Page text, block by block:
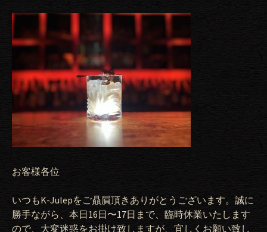
お客様各位
いつもK-Julepをご贔屓頂きありがとうございます。誠に
勝手ながら、本日16日〜17日まで、臨時休業いたします
ので、大変迷惑をお掛け致しますが、宜しくお願い致し